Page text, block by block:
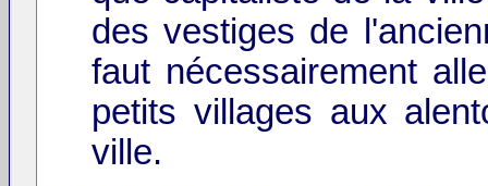
des vestiges de
faut nécessairement
petits villages aux
ville.